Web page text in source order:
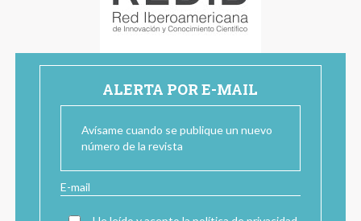
ALERTA POR E-MAIL
Avísame cuando se publique un nuevo
número de la revista